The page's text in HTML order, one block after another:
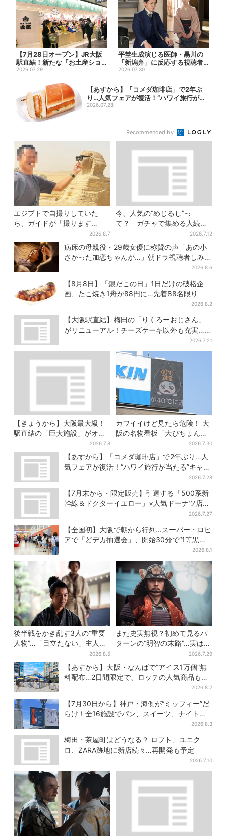
【7月28日オープン】JR大阪
駅直結！新たな「お土産ショ
ップ」、銘菓バラ売りで地...
2026.07.29
平埜生成演じる医師・黒川の
「新潟弁」に反応する視聴者
続出「グッときた」
2026.07.30
【あすから】「コメダ珈琲店」で2年ぶ
り…人気フェアが復活！“ハワイ旅行が当
たる”...
2026.07.28
Recommended by
エジプトで自撮りしていた
ら、ガイドが「撮ります
よ！」→ノリノリでポーズを
取っていたら…… 海外旅行
でのトラブル防止策を
2026.8.7
今、人気の“めじるし”っ
て？ ガチャで集める人続
出…収集家とメーカーに聞い
たヒットの背景
2026.7.12
病床の母親役・29歳女優に称賛の声「あの小
さかった加恋ちゃんが…」朝ドラ視聴者しみじ
2026.8.6
【8月8日】「銀だこの日」1日だけの破格企
画、たこ焼き1舟が88円に…先着88名限り
2026.8.2
【大阪駅直結】梅田の「りくろーおじさん」
がリニューアル！チーズケーキ以外も充実…並
2026.7.21
【きょうから】大阪最大級！
駅直結の「巨大施設」がオー
プン、誰でも行ける“無料の屋
上庭園”も
2026.7.8
カワイイけど見たら危険！ 大
阪の名物看板「大ぴちょんく
ん」に異変、青→真っ黒に…
2026.7.30
【あすから】「コメダ珈琲店」で2年ぶり…人
気フェアが復活！“ハワイ旅行が当たる”キャン
2026.7.28
【7月末から・限定販売】引退する「500系新
幹線＆ドクターイエロー」×人気ドーナツ店が
2026.7.27
【全国初】大阪で朝から行列…スーパー・ロピ
アで「どデカ抽選会」、開始30分で“1等黒毛
2026.8.1
後半戦をかき乱す3人の“重要
人物”…「目立たない」主人
公・仲野太賀も、モブキャラ
→覚醒へ【豊臣兄弟】
2026.8.5
また史実無視？初めて見るパ
ターンの“明智の末路”…実は、
ありえなくもない！？【豊臣
兄弟】
2026.7.29
【あすから】大阪・なんばで“アイス1万個”無
料配布…2日間限定で、ロッテの人気商品もら
2026.8.2
【7月30日から】神戸・海側が“ミッフィー”だ
らけ！全16施設でパン、スイーツ、ナイトマ
2026.8.3
梅田・茶屋町はどうなる？ ロフト、ユニク
ロ、ZARA跡地に新店続々…再開発も予定
2026.7.10